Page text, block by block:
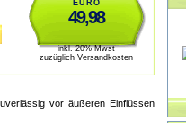
EURO
49,98
inkl. 20% Mwst
zuzüglich Versandkosten
vor äußeren Einflüssen